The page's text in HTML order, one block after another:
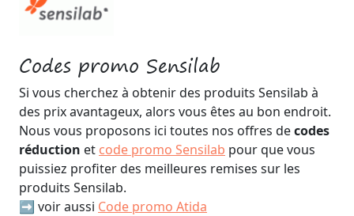
Codes promo Sensilab
Si vous cherchez à obtenir des produits Sensilab à
des prix avantageux, alors vous êtes au bon endroit.
Nous vous proposons ici toutes nos offres decodes
réduction et code promo Sensilab pour que vous
puissiez profiter des meilleures remises sur les
produits Sensilab.
➡️ voir aussi Code promo Atida